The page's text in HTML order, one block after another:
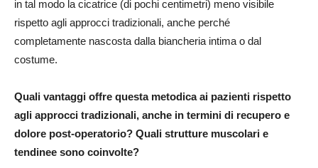
in tal modo la cicatrice (di pochi centimetri) meno visibile
rispetto agli approcci tradizionali, anche perché
completamente nascosta dalla biancheria intima o dal
costume.
Quali vantaggi offre questa metodica ai pazienti rispetto
agli approcci tradizionali, anche in termini di recupero e
dolore post-operatorio? Quali strutture muscolari e
tendinee sono coinvolte?